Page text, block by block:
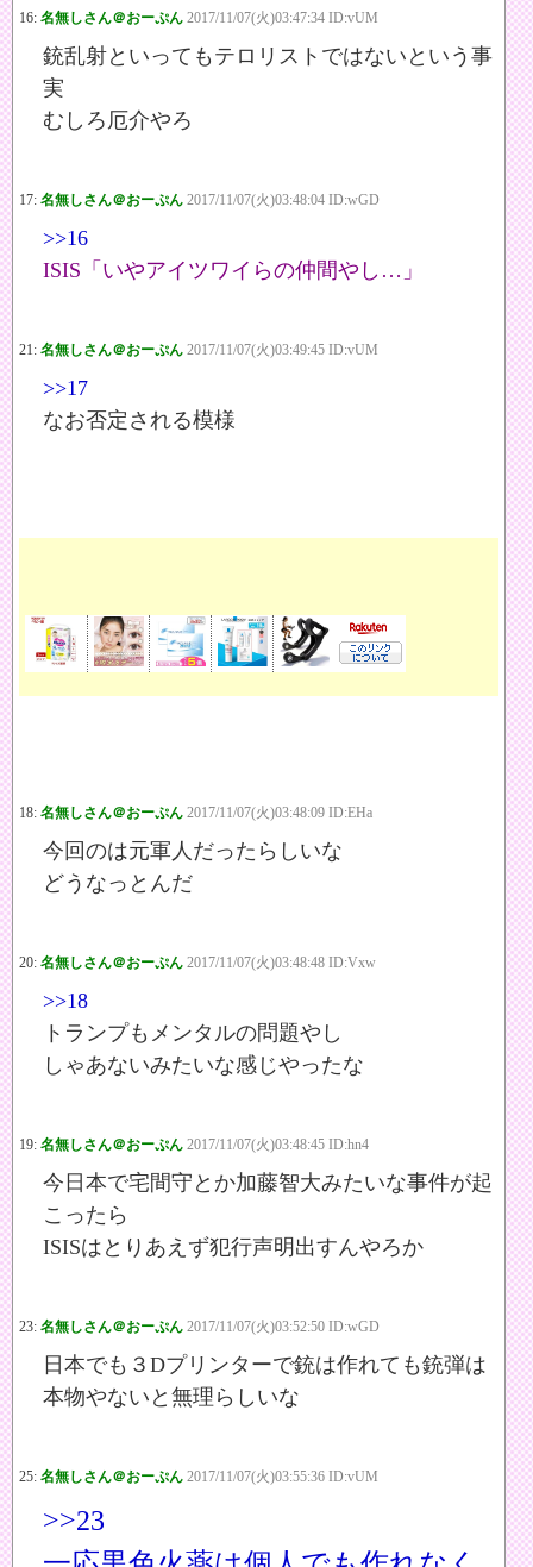
16: 名無しさん＠おーぷん 2017/11/07(火)03:47:34 ID:vUM
銃乱射といってもテロリストではないという事
実
むしろ厄介やろ
17: 名無しさん＠おーぷん 2017/11/07(火)03:48:04 ID:wGD
>>16
ISIS「いやアイツワイらの仲間やし…」
21: 名無しさん＠おーぷん 2017/11/07(火)03:49:45 ID:vUM
>>17
なお否定される模様
18: 名無しさん＠おーぷん 2017/11/07(火)03:48:09 ID:EHa
今回のは元軍人だったらしいな
どうなっとんだ
20: 名無しさん＠おーぷん 2017/11/07(火)03:48:48 ID:Vxw
>>18
トランプもメンタルの問題やし
しゃあないみたいな感じやったな
19: 名無しさん＠おーぷん 2017/11/07(火)03:48:45 ID:hn4
今日本で宅間守とか加藤智大みたいな事件が起
こったら
ISISはとりあえず犯行声明出すんやろか
23: 名無しさん＠おーぷん 2017/11/07(火)03:52:50 ID:wGD
日本でも３Dプリンターで銃は作れても銃弾は
本物やないと無理らしいな
25: 名無しさん＠おーぷん 2017/11/07(火)03:55:36 ID:vUM
>>23